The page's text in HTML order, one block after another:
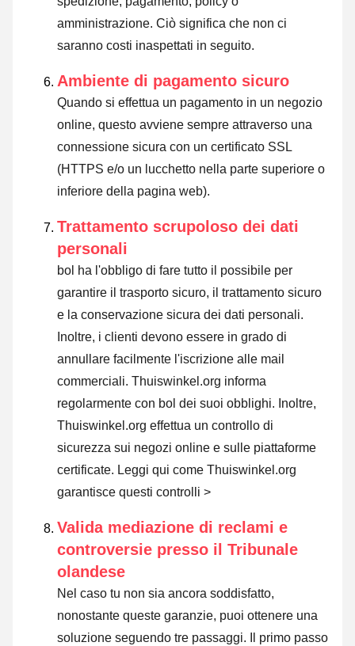
amministrazione. Ciò significa che non ci
saranno costi inaspettati in seguito.
Ambiente di pagamento sicuro
Quando si effettua un pagamento in un negozio
online, questo avviene sempre attraverso una
connessione sicura con un certificato SSL
(HTTPS e/o un lucchetto nella parte superiore o
inferiore della pagina web).
Trattamento scrupoloso dei dati
personali
bol ha l'obbligo di fare tutto il possibile per
garantire il trasporto sicuro, il trattamento sicuro
e la conservazione sicura dei dati personali.
Inoltre, i clienti devono essere in grado di
annullare facilmente l'iscrizione alle mail
commerciali. Thuiswinkel.org informa
regolarmente con bol dei suoi obblighi. Inoltre,
Thuiswinkel.org effettua un controllo di
sicurezza sui negozi online e sulle piattaforme
certificate. Leggi qui come Thuiswinkel.org
garantisce questi controlli >
Valida mediazione di reclami e
controversie presso il Tribunale
olandese
Nel caso tu non sia ancora soddisfatto,
nonostante queste garanzie, puoi ottenere una
soluzione seguendo tre passaggi. Il primo passo